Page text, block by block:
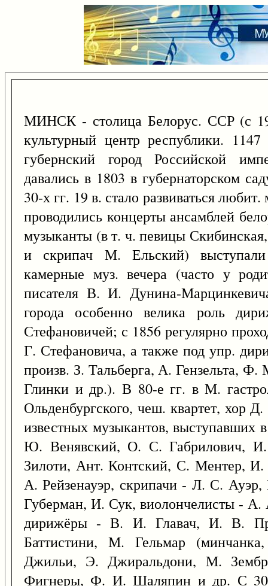
МИНСК - столица Белорус. ССР (с
культурный центр республики.
губернский город Российской
давались в 1803 в губернаторском
30-х гг. 19 в. стало развиваться
проводились концерты ансамблей
музыканты (в т. ч. певицы
и скрипач М. Ельский)
камерные муз. вечера (часто у
писателя В. И. Дунина-
города особенно велика роль
Стефановичей; с 1856 регулярно
Г. Стефановича, а также под упр.
произв. З. Тальберга, А. Гензельта,
Глинки и др.). В 80-е гг. в М.
Ольденбургского, чеш. квартет, хор
известных музыкантов,
Ю. Венявский, О. С. Габрилович,
Зилоти, Ант. Контский, С. Ментер,
А. Рейзенауэр, скрипачи - Л. С.
Губерман, И. Сук, виолончелисты -
дирижёры - В. И. Главач, И. В.
Баттистини, М. Гельмар
Джильи, Э. Джиральдони, М.
Фигнеры, Ф. И. Шаляпин и др. С 30